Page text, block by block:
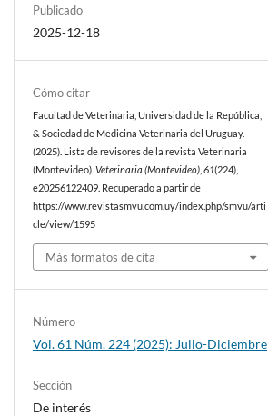
Publicado
2025-12-18
Cómo citar
Facultad de Veterinaria, Universidad de la República,
& Sociedad de Medicina Veterinaria del Uruguay.
(2025). Lista de revisores de la revista Veterinaria
(Montevideo).Veterinaria (Montevideo) ,61(224),
e20256122409. Recuperado a partir de
https://www.revistasmvu.com.uy/index.php/smvu/arti
cle/view/1595
Más formatos de cita
Número
Vol. 61 Núm. 224 (2025): Julio-Diciembre
Sección
De interés